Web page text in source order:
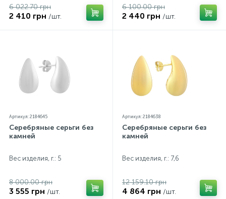
6 022.70 грн
2 410 грн /шт.
6 100.00 грн
2 440 грн /шт.
Артикул: 2184645
Серебряные серьги без
камней
Вес изделия, г.: 5
8 000.00 грн
3 555 грн /шт.
Артикул: 2184638
Серебряные серьги без
камней
Вес изделия, г.: 7,6
12 159.10 грн
4 864 грн /шт.